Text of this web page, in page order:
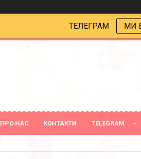
ТЕЛЕГРАМ МИ
ПРО НАС КОНТАКТИ TELEGRAM